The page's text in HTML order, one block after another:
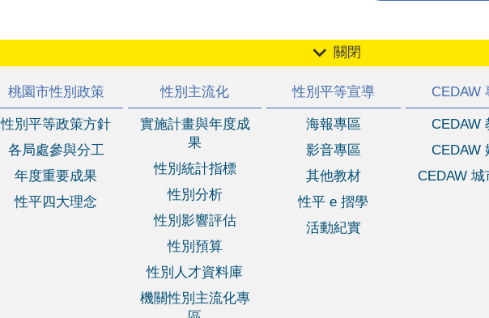
關閉
桃園市性別政策
性別平等政策方針
各局處參與分工
年度重要成果
性平四大理念
性別主流化
實施計畫與年度成
果
性別統計指標
性別分析
性別影響評估
性別預算
性別人才資料庫
機關性別主流化專
性別平等宣導
海報專區
影音專區
其他教材
性平 e 摺學
活動紀實
CEDAW
CEDAW
CEDAW
CEDAW 城